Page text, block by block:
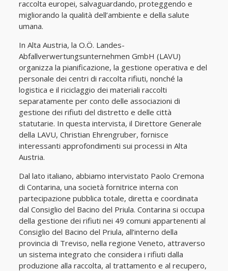
raccolta europei, salvaguardando, proteggendo e
migliorando la qualità dell’ambiente e della salute
umana.
In Alta Austria, la O.Ö. Landes-
Abfallverwertungsunternehmen GmbH (LAVU)
organizza la pianificazione, la gestione operativa e del
personale dei centri di raccolta rifiuti, nonché la
logistica e il riciclaggio dei materiali raccolti
separatamente per conto delle associazioni di
gestione dei rifiuti del distretto e delle città
statutarie. In questa intervista, il Direttore Generale
della LAVU, Christian Ehrengruber, fornisce
interessanti approfondimenti sui processi in Alta
Austria.
Dal lato italiano, abbiamo intervistato Paolo Cremona
di Contarina, una società fornitrice interna con
partecipazione pubblica totale, diretta e coordinata
dal Consiglio del Bacino del Priula. Contarina si occupa
della gestione dei rifiuti nei 49 comuni appartenenti al
Consiglio del Bacino del Priula, all’interno della
provincia di Treviso, nella regione Veneto, attraverso
un sistema integrato che considera i rifiuti dalla
produzione alla raccolta, al trattamento e al recupero,